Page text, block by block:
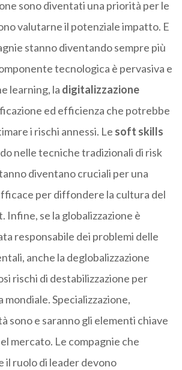
sono diventati una priorità per le
valutarne il potenziale impatto. E
stanno diventando sempre più
tecnologica è pervasiva e
learning, la digitalizzazione
ed efficienza che potrebbe
i rischi annessi. Le soft skills
nelle tecniche tradizionali di risk
diventano cruciali per una
per diffondere la cultura del
Infine, se la globalizzazione è
responsabile dei problemi delle
anche la deglobalizzazione
rischi di destabilizzazione per
mondiale. Specializzazione,
sono e saranno gli elementi chiave
mercato. Le compagnie che
il ruolo di leader devono